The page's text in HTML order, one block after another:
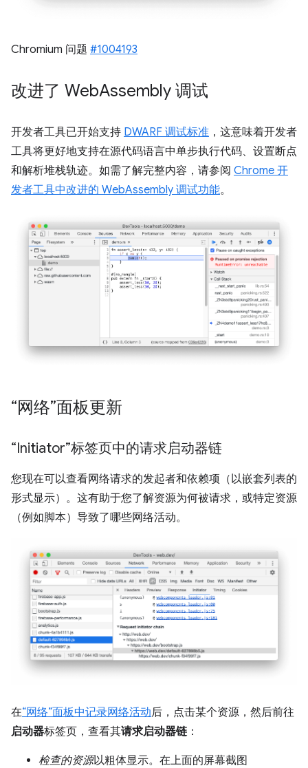
Chromium 问题 #1004193
改进了 WebAssembly 调试
开发者工具已开始支持 DWARF 调试标准 ，这意味着开发者
工具将更好地支持在源代码语言中单步执行代码、设置断点
和解析堆栈轨迹。如需了解完整内容，请参阅 Chrome 开
发者工具中改进的 WebAssembly 调试功能。
“网络”面板更新
“Initiator”标签页中的请求启动器链
您现在可以查看网络请求的发起者和依赖项（以嵌套列表的
形式显示）。这有助于您了解资源为何被请求，或特定资源
（例如脚本）导致了哪些网络活动。
在“网络”面板中记录网络活动后，点击某个资源，然后前往
启动器标签页，查看其请求启动器链 ：
检查的资源以粗体显示。在上面的屏幕截图